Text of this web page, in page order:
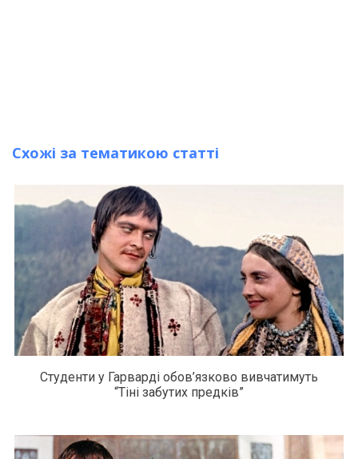
Схожі за тематикою статті
Студенти у Гарварді обов’язково вивчатимуть
“Тіні забутих предків”